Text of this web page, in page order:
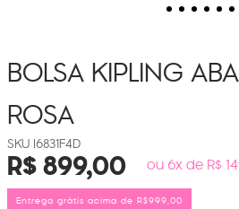
BOLSA KIPLING
ROSA
I6831F4D
R$899,00 ou 6x de R$
Entrega grátis acima de R$999,00